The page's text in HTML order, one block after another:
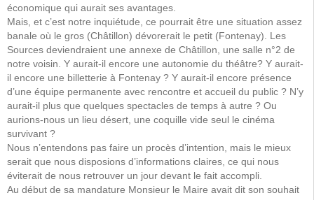
économique qui aurait ses avantages.
Mais, et c’est notre inquiétude, ce pourrait être une situation assez
banale où le gros (Châtillon) dévorerait le petit (Fontenay). Les
Sources deviendraient une annexe de Châtillon, une salle n°2 de
notre voisin. Y aurait-il encore une autonomie du théâtre? Y aurait-
il encore une billetterie à Fontenay ? Y aurait-il encore présence
d’une équipe permanente avec rencontre et accueil du public ? N’y
aurait-il plus que quelques spectacles de temps à autre ? Ou
aurions-nous un lieu désert, une coquille vide seul le cinéma
survivant ?
Nous n’entendons pas faire un procès d’intention, mais le mieux
serait que nous disposions d’informations claires, ce qui nous
éviterait de nous retrouver un jour devant le fait accompli.
Au début de sa mandature Monsieur le Maire avait dit son souhait